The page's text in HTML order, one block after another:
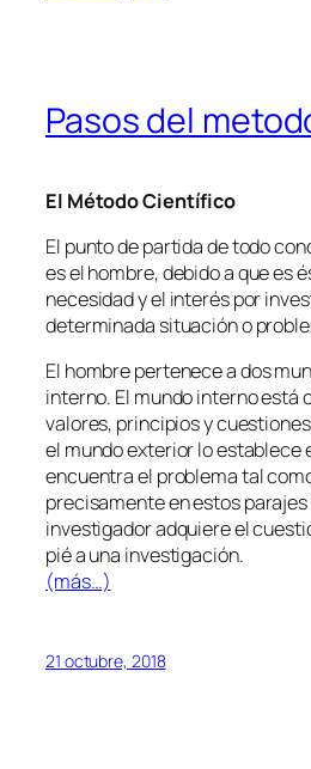
Pasos del
El Método Científico
El punto de partida de todo
es el hombre, debido a que es
necesidad y el interés por
determinada situación o
El hombre pertenece a dos
interno. El mundo interno está
valores, principios y
el mundo exterior lo establece
encuentra el problema tal
precisamente en estos parajes
investigador adquiere el
pié a una investigación.
(más…)
21 octubre, 2018